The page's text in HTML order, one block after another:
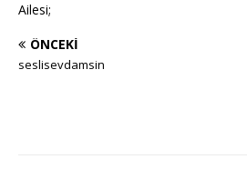
Ailesi;
ÖNCEKI
seslisevdamsin